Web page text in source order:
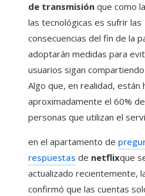
de transmisión que como
las tecnológicas es sufrir las
consecuencias del fin de la
adoptarán medidas para
usuarios sigan
Algo que, en realidad, están
aproximadamente el 60%
personas que utilizan el
en el apartamento de
respuestas de netflixque
actualizado recientemente,
confirmó que las cuentas